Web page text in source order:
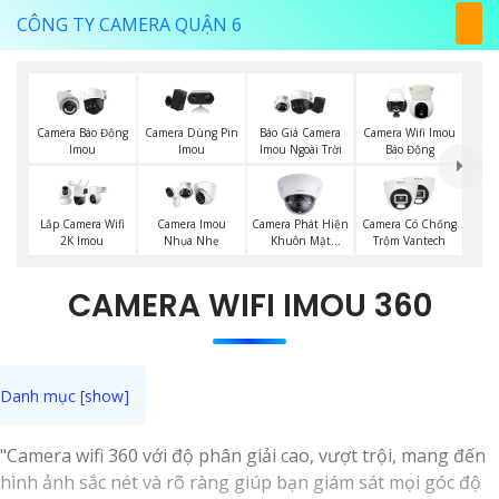
CÔNG TY CAMERA QUẬN 6
Camera Báo Động
Imou
Camera Dùng Pin
Imou
Báo Giá Camera
Imou Ngoài Trời
Camera Wifi Imou
Báo Động
Lắp Camera Wifi
2K Imou
Camera Imou
Nhụa Nhẹ
Camera Phát Hiện
Khuôn Mặt
Camera Có Chống
Trộm Vantech
CAMERA WIFI IMOU 360
"Camera wifi 360 với độ phân giải cao, vượt trội, mang đến
hình ảnh sắc nét và rõ ràng giúp bạn giám sát mọi góc độ